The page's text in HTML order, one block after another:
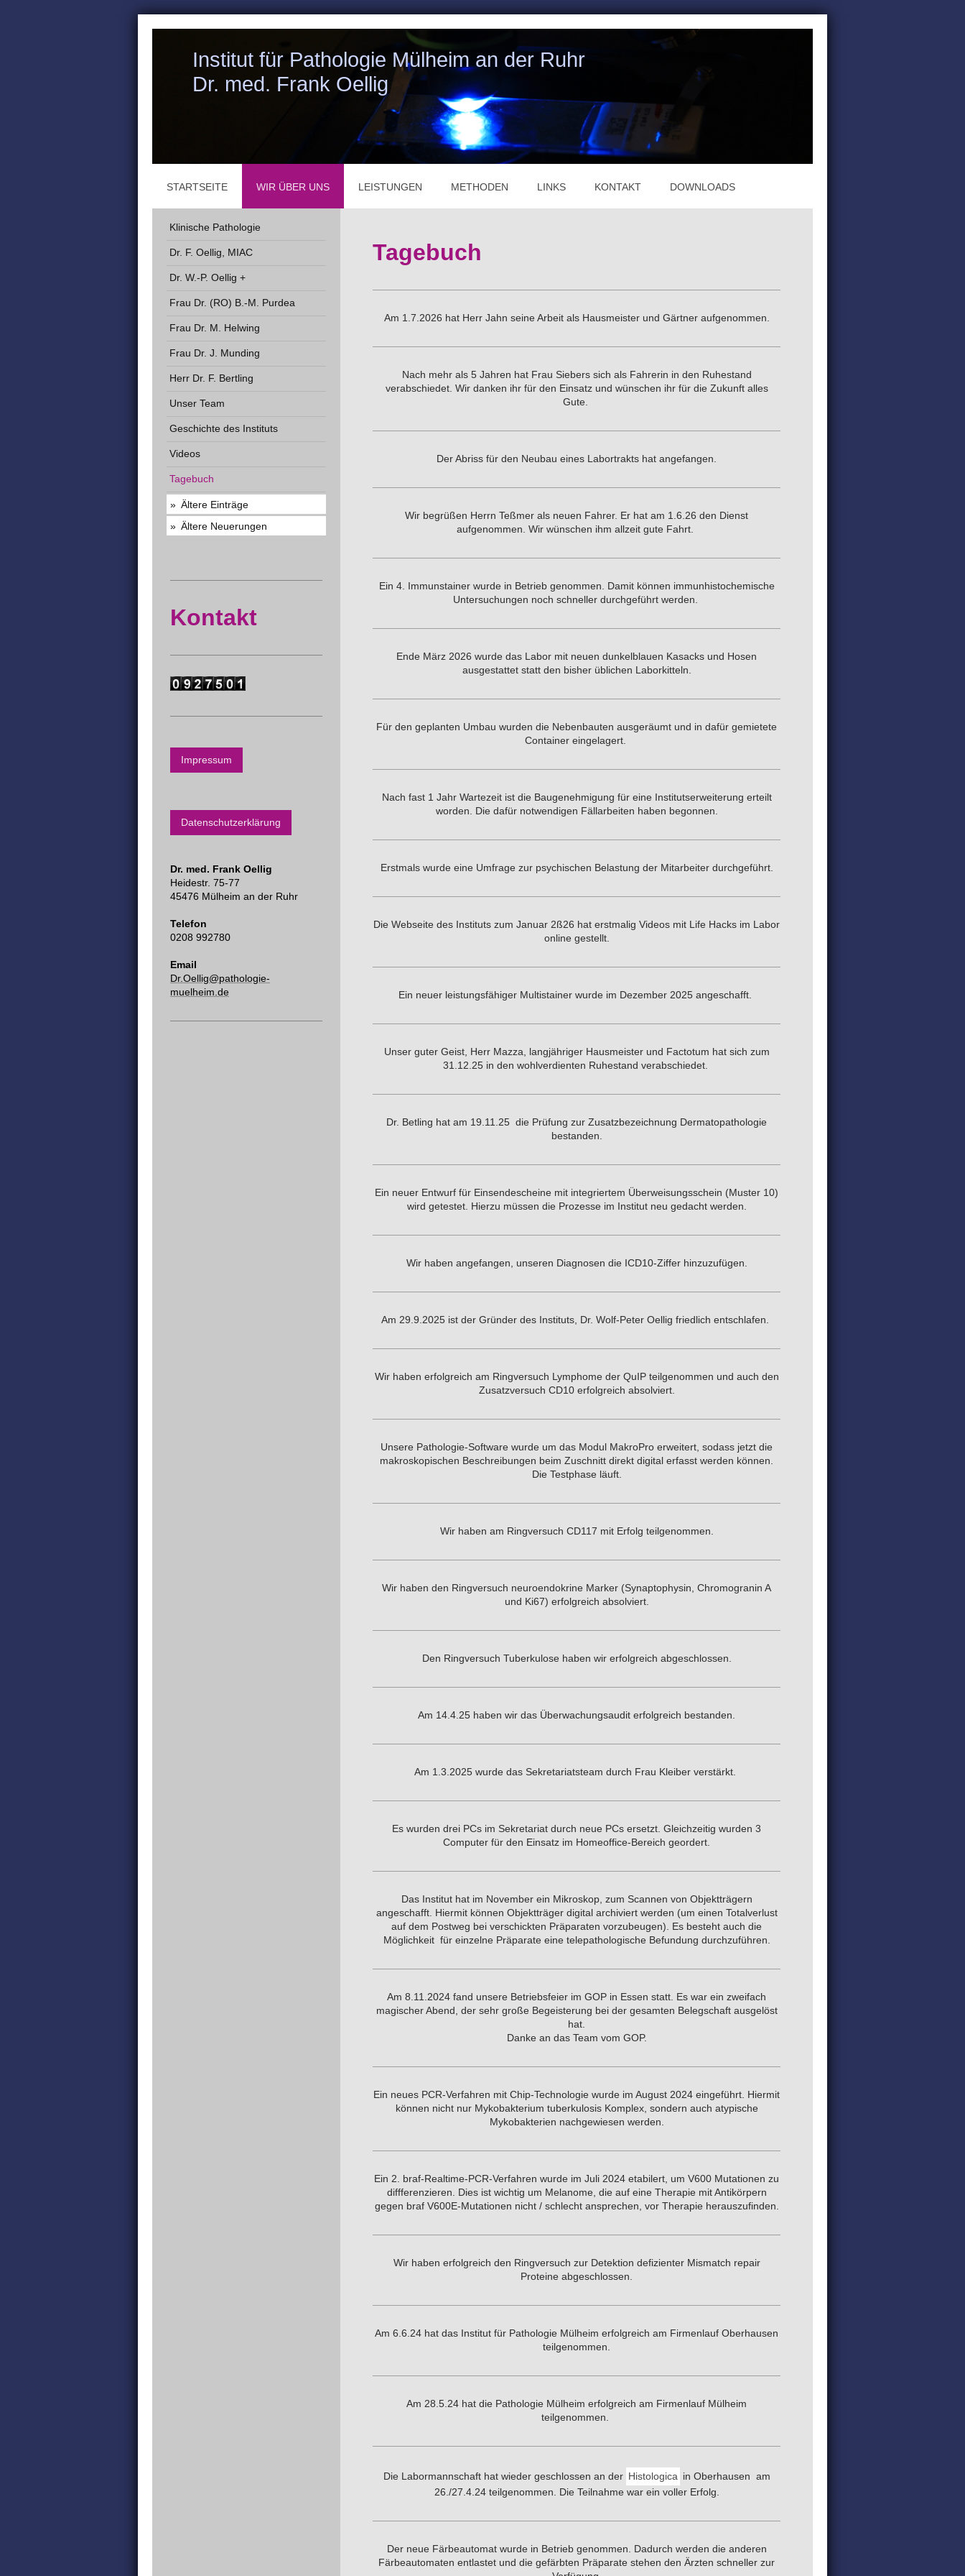
Institut für Pathologie Mülheim an der Ruhr
Dr. med. Frank Oellig
STARTSEITE WIR ÜBER UNS LEISTUNGEN METHODEN LINKS KONTAKT DOWNLOADS
Tagebuch
Am 1.7.2026 hat Herr Jahn seine Arbeit als Hausmeister und Gärtner aufgenommen.
Nach mehr als 5 Jahren hat Frau Siebers sich als Fahrerin in den Ruhestand
verabschiedet. Wir danken ihr für den Einsatz und wünschen ihr für die Zukunft alles
Gute.
Der Abriss für den Neubau eines Labortrakts hat angefangen.
Wir begrüßen Herrn Teßmer als neuen Fahrer. Er hat am 1.6.26 den Dienst
aufgenommen. Wir wünschen ihm allzeit gute Fahrt.
Ein 4. Immunstainer wurde in Betrieb genommen. Damit können immunhistochemische
Untersuchungen noch schneller durchgeführt werden.
Ende März 2026 wurde das Labor mit neuen dunkelblauen Kasacks und Hosen
ausgestattet statt den bisher üblichen Laborkitteln.
Für den geplanten Umbau wurden die Nebenbauten ausgeräumt und in dafür gemietete
Container eingelagert.
Nach fast 1 Jahr Wartezeit ist die Baugenehmigung für eine Institutserweiterung erteilt
worden. Die dafür notwendigen Fällarbeiten haben begonnen.
Erstmals wurde eine Umfrage zur psychischen Belastung der Mitarbeiter durchgeführt.
Die Webseite des Instituts zum Januar 2ß26 hat erstmalig Videos mit Life Hacks im Labor
online gestellt.
Ein neuer leistungsfähiger Multistainer wurde im Dezember 2025 angeschafft.
Unser guter Geist, Herr Mazza, langjähriger Hausmeister und Factotum hat sich zum
31.12.25 in den wohlverdienten Ruhestand verabschiedet.
Dr. Betling hat am 19.11.25 die Prüfung zur Zusatzbezeichnung Dermatopathologie
bestanden.
Ein neuer Entwurf für Einsendescheine mit integriertem Überweisungsschein (Muster 10)
wird getestet. Hierzu müssen die Prozesse im Institut neu gedacht werden.
Wir haben angefangen, unseren Diagnosen die ICD10-Ziffer hinzuzufügen.
Am 29.9.2025 ist der Gründer des Instituts, Dr. Wolf-Peter Oellig friedlich entschlafen.
Wir haben erfolgreich am Ringversuch Lymphome der QuIP teilgenommen und auch den
Zusatzversuch CD10 erfolgreich absolviert.
Unsere Pathologie-Software wurde um das Modul MakroPro erweitert, sodass jetzt die
makroskopischen Beschreibungen beim Zuschnitt direkt digital erfasst werden können.
Die Testphase läuft.
Wir haben am Ringversuch CD117 mit Erfolg teilgenommen.
Wir haben den Ringversuch neuroendokrine Marker (Synaptophysin, Chromogranin A
und Ki67) erfolgreich absolviert.
Den Ringversuch Tuberkulose haben wir erfolgreich abgeschlossen.
Am 14.4.25 haben wir das Überwachungsaudit erfolgreich bestanden.
Am 1.3.2025 wurde das Sekretariatsteam durch Frau Kleiber verstärkt.
Es wurden drei PCs im Sekretariat durch neue PCs ersetzt. Gleichzeitig wurden 3
Computer für den Einsatz im Homeoffice-Bereich geordert.
Das Institut hat im November ein Mikroskop, zum Scannen von Objektträgern
angeschafft. Hiermit können Objektträger digital archiviert werden (um einen Totalverlust
auf dem Postweg bei verschickten Präparaten vorzubeugen). Es besteht auch die
Möglichkeit für einzelne Präparate eine telepathologische Befundung durchzuführen.
Am 8.11.2024 fand unsere Betriebsfeier im GOP in Essen statt. Es war ein zweifach
magischer Abend, der sehr große Begeisterung bei der gesamten Belegschaft ausgelöst
hat.
Danke an das Team vom GOP.
Ein neues PCR-Verfahren mit Chip-Technologie wurde im August 2024 eingeführt. Hiermit
können nicht nur Mykobakterium tuberkulosis Komplex, sondern auch atypische
Mykobakterien nachgewiesen werden.
Ein 2. braf-Realtime-PCR-Verfahren wurde im Juli 2024 etabilert, um V600 Mutationen zu
diffferenzieren. Dies ist wichtig um Melanome, die auf eine Therapie mit Antikörpern
gegen braf V600E-Mutationen nicht / schlecht ansprechen, vor Therapie herauszufinden.
Wir haben erfolgreich den Ringversuch zur Detektion defizienter Mismatch repair
Proteine abgeschlossen.
Am 6.6.24 hat das Institut für Pathologie Mülheim erfolgreich am Firmenlauf Oberhausen
teilgenommen.
Am 28.5.24 hat die Pathologie Mülheim erfolgreich am Firmenlauf Mülheim
teilgenommen.
Die Labormannschaft hat wieder geschlossen an der Histologica in Oberhausen am
26./27.4.24 teilgenommen. Die Teilnahme war ein voller Erfolg.
Der neue Färbeautomat wurde in Betrieb genommen. Dadurch werden die anderen
Färbeautomaten entlastet und die gefärbten Präparate stehen den Ärzten schneller zur
Klinische Pathologie
Dr. F. Oellig, MIAC
Dr. W.-P. Oellig +
Frau Dr. (RO) B.-M. Purdea
Frau Dr. M. Helwing
Frau Dr. J. Munding
Herr Dr. F. Bertling
Unser Team
Geschichte des Instituts
Videos
Tagebuch
Ältere Einträge
Ältere Neuerungen
Kontakt
Impressum
Datenschutzerklärung
Dr. med. Frank Oellig
Heidestr. 75-77
45476 Mülheim an der Ruhr
Telefon
0208 992780
Email
Dr.Oellig@pathologie-
muelheim.de